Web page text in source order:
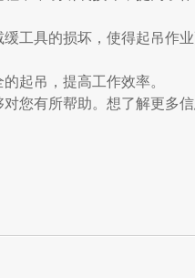
工具的损坏，使得起吊作
起吊，提高工作效率。
您有所帮助。想了解更多信